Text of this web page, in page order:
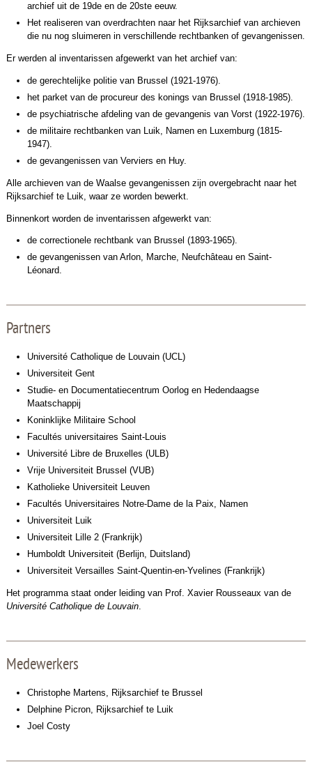
archief uit de 19de en de 20ste eeuw.
Het realiseren van overdrachten naar het Rijksarchief van archieven
die nu nog sluimeren in verschillende rechtbanken of gevangenissen.
Er werden al inventarissen afgewerkt van het archief van:
de gerechtelijke politie van Brussel (1921-1976).
het parket van de procureur des konings van Brussel (1918-1985).
de psychiatrische afdeling van de gevangenis van Vorst (1922-1976).
de militaire rechtbanken van Luik, Namen en Luxemburg (1815-
1947).
de gevangenissen van Verviers en Huy.
Alle archieven van de Waalse gevangenissen zijn overgebracht naar het
Rijksarchief te Luik, waar ze worden bewerkt.
Binnenkort worden de inventarissen afgewerkt van:
de correctionele rechtbank van Brussel (1893-1965).
de gevangenissen van Arlon, Marche, Neufchâteau en Saint-
Léonard.
Partners
Université Catholique de Louvain (UCL)
Universiteit Gent
Studie- en Documentatiecentrum Oorlog en Hedendaagse
Maatschappij
Koninklijke Militaire School
Facultés universitaires Saint-Louis
Université Libre de Bruxelles (ULB)
Vrije Universiteit Brussel (VUB)
Katholieke Universiteit Leuven
Facultés Universitaires Notre-Dame de la Paix, Namen
Universiteit Luik
Universiteit Lille 2 (Frankrijk)
Humboldt Universiteit (Berlijn, Duitsland)
Universiteit Versailles Saint-Quentin-en-Yvelines (Frankrijk)
Het programma staat onder leiding van Prof. Xavier Rousseaux van de
Université Catholique de Louvain.
Medewerkers
Christophe Martens, Rijksarchief te Brussel
Delphine Picron, Rijksarchief te Luik
Joel Costy